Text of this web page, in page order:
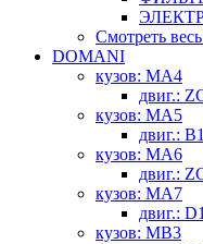
Смотреть
DOMANI
кузов: MA4
двиг.:
кузов: MA5
двиг.:
кузов: MA6
двиг.:
кузов: MA7
двиг.:
кузов: MB3